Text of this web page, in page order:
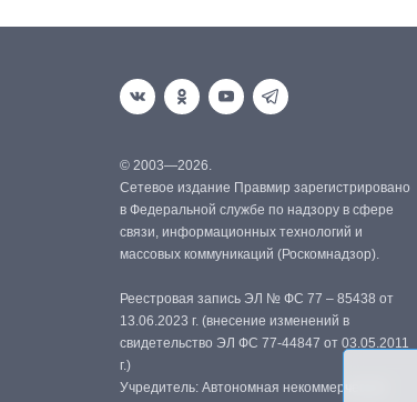
© 2003—2026.
Сетевое издание Правмир зарегистрировано
в Федеральной службе по надзору в сфере
связи, информационных технологий и
массовых коммуникаций (Роскомнадзор).
Реестровая запись ЭЛ № ФС 77 – 85438 от
13.06.2023 г. (внесение изменений в
свидетельство ЭЛ ФС 77-44847 от 03.05.2011
г.)
Учредитель: Автономная некоммерческая